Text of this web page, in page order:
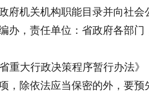
府机关机构职能目录并向社会
，责任单位：省政府各部门
重大行政决策程序暂行办法
，除依法应当保密的外，要